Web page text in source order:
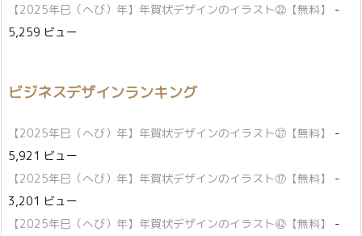
【2025年巳（へび）年】年賀状デザインのイラスト㉒【無料】
-
5,259 ビュー
ビジネスデザインランキング
【2025年巳（へび）年】年賀状デザインのイラスト㉗【無料】
-
5,921 ビュー
【2025年巳（へび）年】年賀状デザインのイラスト⑰【無料】
-
3,201 ビュー
【2025年巳（へび）年】年賀状デザインのイラスト㊷【無料】
-